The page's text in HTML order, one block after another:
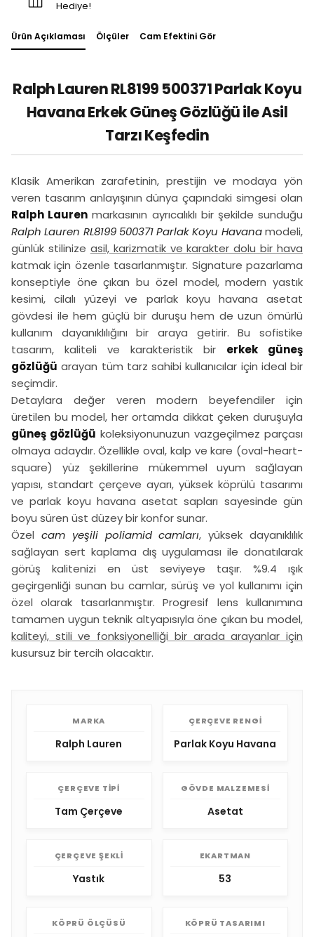
Hediye!
Ürün Açıklaması Ölçüler Cam Efektini Gör
Ralph Lauren RL8199 500371 Parlak Koyu
Havana Erkek Güneş Gözlüğü ile Asil
Tarzı Keşfedin
Klasik Amerikan zarafetinin, prestijin ve modaya yön
veren tasarım anlayışının dünya çapındaki simgesi olan
Ralph Lauren markasının ayrıcalıklı bir şekilde sunduğu
Ralph Lauren RL8199 500371 Parlak Koyu Havanamodeli,
günlük stilinize asil, karizmatik ve karakter dolu bir hava
katmak için özenle tasarlanmıştır. Signature pazarlama
konseptiyle öne çıkan bu özel model, modern yastık
kesimi, cilalı yüzeyi ve parlak koyu havana asetat
gövdesi ile hem güçlü bir duruşu hem de uzun ömürlü
kullanım dayanıklılığını bir araya getirir. Bu sofistike
tasarım, kaliteli ve karakteristik bir erkek güneş
gözlüğü arayan tüm tarz sahibi kullanıcılar için ideal bir
seçimdir.
Detaylara değer veren modern beyefendiler için
üretilen bu model, her ortamda dikkat çeken duruşuyla
güneş gözlüğü koleksiyonunuzun vazgeçilmez parçası
olmaya adaydır. Özellikle oval, kalp ve kare (oval-heart-
square) yüz şekillerine mükemmel uyum sağlayan
yapısı, standart çerçeve ayarı, yüksek köprülü tasarımı
ve parlak koyu havana asetat sapları sayesinde gün
boyu süren üst düzey bir konfor sunar.
Özel cam yeşili poliamid camları, yüksek dayanıklılık
sağlayan sert kaplama dış uygulaması ile donatılarak
görüş kalitenizi en üst seviyeye taşır. %9.4 ışık
geçirgenliği sunan bu camlar, sürüş ve yol kullanımı için
özel olarak tasarlanmıştır. Progresif lens kullanımına
tamamen uygun teknik altyapısıyla öne çıkan bu model,
kaliteyi, stili ve fonksiyonelliği bir arada arayanlar için
kusursuz bir tercih olacaktır.
MARKA
Ralph Lauren
ÇERÇEVE RENGI
Parlak Koyu Havana
ÇERÇEVE TIPI
Tam Çerçeve
GÖVDE MALZEMESI
Asetat
ÇERÇEVE ŞEKLI
Yastık
EKARTMAN
53
KÖPRÜ ÖLÇÜSÜ KÖPRÜ TASARIMI